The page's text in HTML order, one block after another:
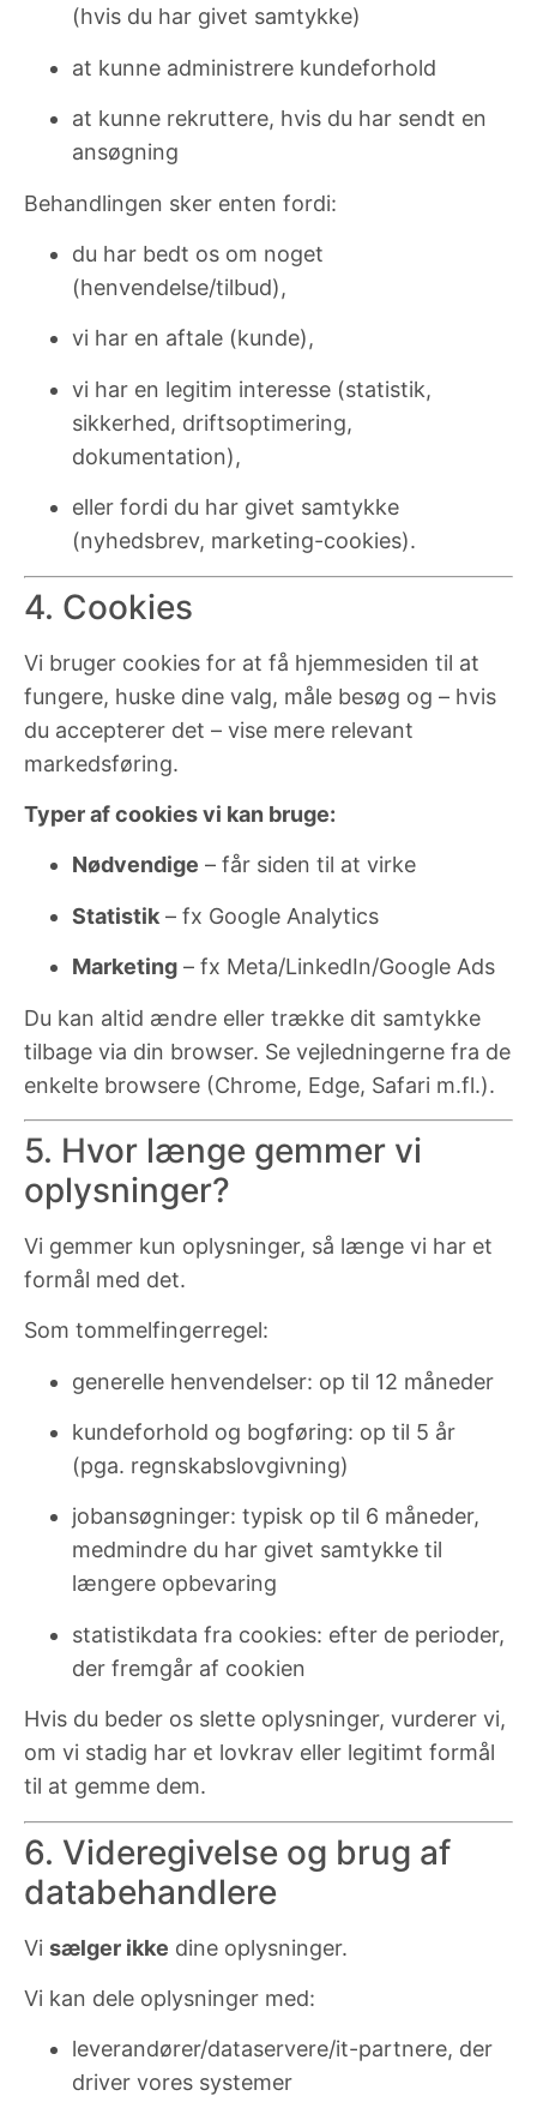
(hvis du har givet samtykke)
at kunne administrere kundeforhold
at kunne rekruttere, hvis du har sendt en
ansøgning
Behandlingen sker enten fordi:
du har bedt os om noget
(henvendelse/tilbud),
vi har en aftale (kunde),
vi har en legitim interesse (statistik,
sikkerhed, driftsoptimering,
dokumentation),
eller fordi du har givet samtykke
(nyhedsbrev, marketing-cookies).
4. Cookies
Vi bruger cookies for at få hjemmesiden til at
fungere, huske dine valg, måle besøg og – hvis
du accepterer det – vise mere relevant
markedsføring.
Typer af cookies vi kan bruge:
Nødvendige – får siden til at virke
Statistik – fx Google Analytics
Marketing – fx Meta/LinkedIn/Google Ads
Du kan altid ændre eller trække dit samtykke
tilbage via din browser. Se vejledningerne fra de
enkelte browsere (Chrome, Edge, Safari m.fl.).
5. Hvor længe gemmer vi
oplysninger?
Vi gemmer kun oplysninger, så længe vi har et
formål med det.
Som tommelfingerregel:
generelle henvendelser: op til 12 måneder
kundeforhold og bogføring: op til 5 år
(pga. regnskabslovgivning)
jobansøgninger: typisk op til 6 måneder,
medmindre du har givet samtykke til
længere opbevaring
statistikdata fra cookies: efter de perioder,
der fremgår af cookien
Hvis du beder os slette oplysninger, vurderer vi,
om vi stadig har et lovkrav eller legitimt formål
til at gemme dem.
6. Videregivelse og brug af
databehandlere
Vi sælger ikke dine oplysninger.
Vi kan dele oplysninger med:
leverandører/dataservere/it-partnere, der
driver vores systemer